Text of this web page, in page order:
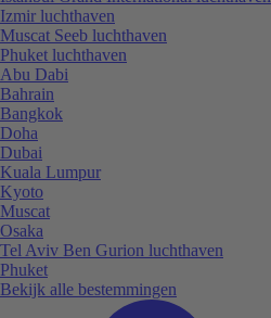
Izmir luchthaven
Muscat Seeb luchthaven
Phuket luchthaven
Abu Dabi
Bahrain
Bangkok
Doha
Dubai
Kuala Lumpur
Kyoto
Muscat
Osaka
Tel Aviv Ben Gurion luchthaven
Phuket
Bekijk alle bestemmingen